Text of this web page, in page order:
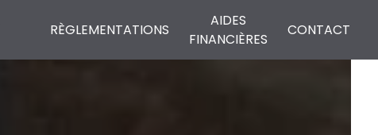
RÈGLEMENTATIONS
AIDES
FINANCIÈRES
CONTACT